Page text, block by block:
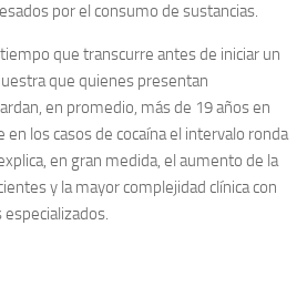
por el consumo de sustancias.
que transcurre antes de iniciar un
que quienes presentan
en promedio, más de 19 años en
los casos de cocaína el intervalo ronda
en gran medida, el aumento de la
y la mayor complejidad clínica con
especializados.